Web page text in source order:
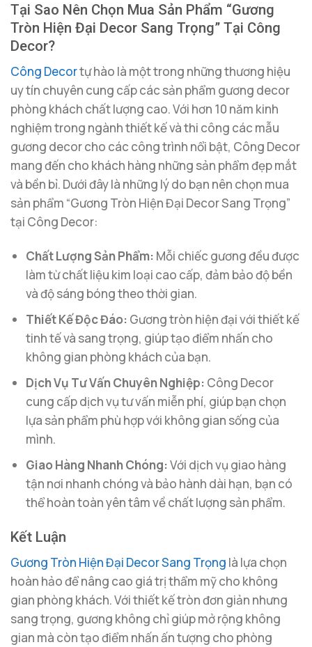
Tại Sao Nên Chọn Mua Sản Phẩm “Gương
Tròn Hiện Đại Decor Sang Trọng” Tại Công
Decor?
Công Decortự hào là một trong những thương hiệu
uy tín chuyên cung cấp các sản phẩm gương decor
phòng khách chất lượng cao. Với hơn 10 năm kinh
nghiệm trong ngành thiết kế và thi công các mẫu
gương decor cho các công trình nổi bật, Công Decor
mang đến cho khách hàng những sản phẩm đẹp mắt
và bền bỉ. Dưới đây là những lý do bạn nên chọn mua
sản phẩm “Gương Tròn Hiện Đại Decor Sang Trọng”
tại Công Decor:
Chất Lượng Sản Phẩm: Mỗi chiếc gương đều được
làm từ chất liệu kim loại cao cấp, đảm bảo độ bền
và độ sáng bóng theo thời gian.
Thiết Kế Độc Đáo: Gương tròn hiện đại với thiết kế
tinh tế và sang trọng, giúp tạo điểm nhấn cho
không gian phòng khách của bạn.
Dịch Vụ Tư Vấn Chuyên Nghiệp: Công Decor
cung cấp dịch vụ tư vấn miễn phí, giúp bạn chọn
lựa sản phẩm phù hợp với không gian sống của
mình.
Giao Hàng Nhanh Chóng:Với dịch vụ giao hàng
tận nơi nhanh chóng và bảo hành dài hạn, bạn có
thể hoàn toàn yên tâm về chất lượng sản phẩm.
Kết Luận
Gương Tròn Hiện Đại Decor Sang Trọng là lựa chọn
hoàn hảo để nâng cao giá trị thẩm mỹ cho không
gian phòng khách. Với thiết kế tròn đơn giản nhưng
sang trọng, gương không chỉ giúp mở rộng không
gian mà còn tạo điểm nhấn ấn tượng cho phòng